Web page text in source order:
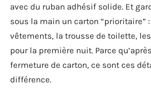
avec du ruban adhésif solide. Et
sous la main un carton “prioritaire”
vêtements, la trousse de toilette,
pour la première nuit. Parce
fermeture de carton, ce sont ces
différence.